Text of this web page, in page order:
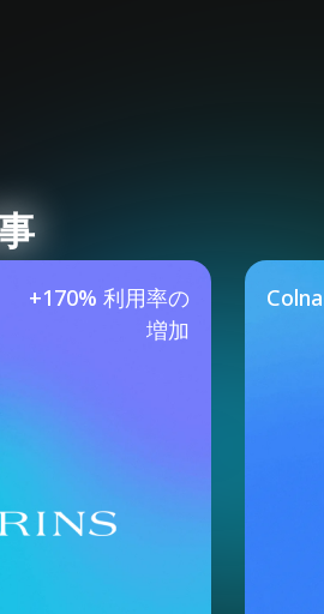
Case Studies
+170% 利用率の
増加